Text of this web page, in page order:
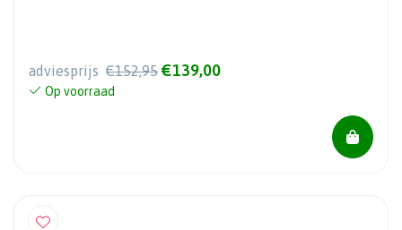
adviesprijs €152,95 €139,00
Op voorraad